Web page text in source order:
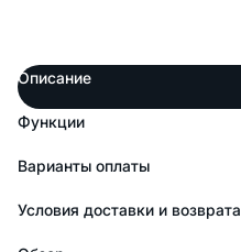
Описание
Функции
Варианты оплаты
Условия доставки и возврата